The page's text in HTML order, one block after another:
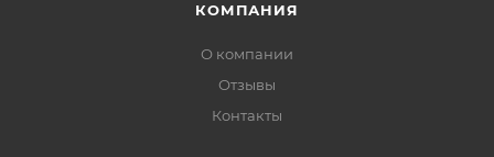
КОМПАНИЯ
О компании
Отзывы
Контакты